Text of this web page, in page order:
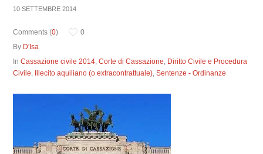
10 SETTEMBRE 2014
Comments (0)
0
By D'Isa
InCassazione civile 2014,Corte di Cassazione, Diritto Civile e Procedura
Civile, Illecito aquiliano (o extracontrattuale),Sentenze - Ordinanze